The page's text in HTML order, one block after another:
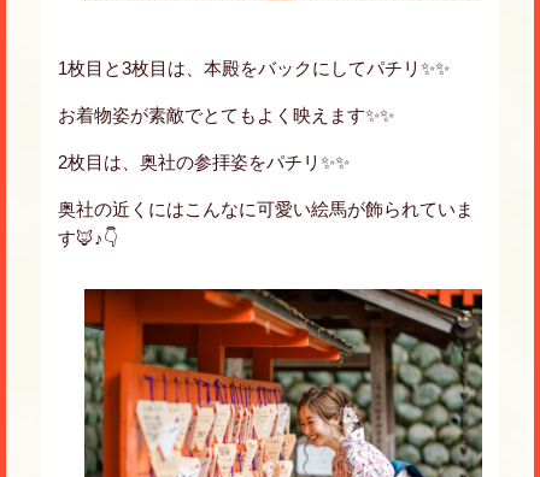
1枚目と3枚目は、本殿をバックにしてパチリ✨✨
お着物姿が素敵でとてもよく映えます✨✨
2枚目は、奥社の参拝姿をパチリ✨✨
奥社の近くにはこんなに可愛い絵馬が飾られていま
す🦊♪👇